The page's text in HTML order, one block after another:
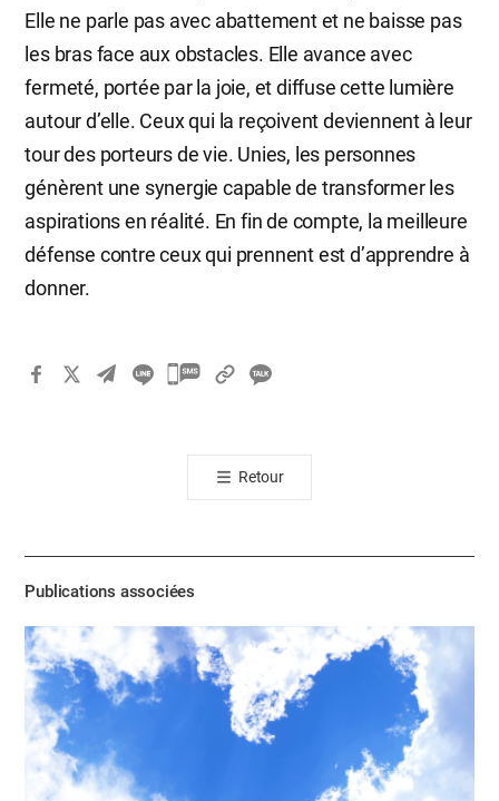
Elle ne parle pas avec abattement et ne baisse pas
les bras face aux obstacles. Elle avance avec
fermeté, portée par la joie, et diffuse cette lumière
autour d’elle. Ceux qui la reçoivent deviennent à leur
tour des porteurs de vie. Unies, les personnes
génèrent une synergie capable de transformer les
aspirations en réalité. En fin de compte, la meilleure
défense contre ceux qui prennent est d’apprendre à
donner.
카
톡
공
기
Retour
Publications associées